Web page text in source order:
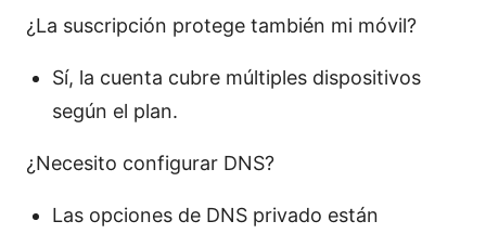
¿La suscripción protege también mi móvil?
Sí, la cuenta cubre múltiples dispositivos
según el plan.
¿Necesito configurar DNS?
Las opciones de DNS privado están